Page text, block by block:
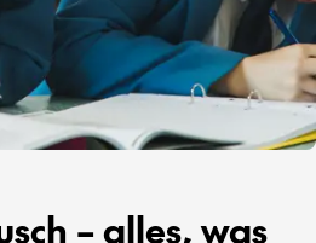
– alles, was